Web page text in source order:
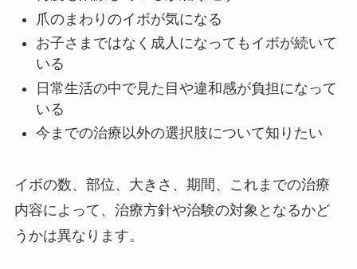
爪のまわりのイボが気になる
お子さまではなく成人になってもイボが続いて
いる
日常生活の中で見た目や違和感が負担になって
いる
今までの治療以外の選択肢について知りたい
イボの数、部位、大きさ、期間、これまでの治療
内容によって、治療方針や治験の対象となるかど
うかは異なります。